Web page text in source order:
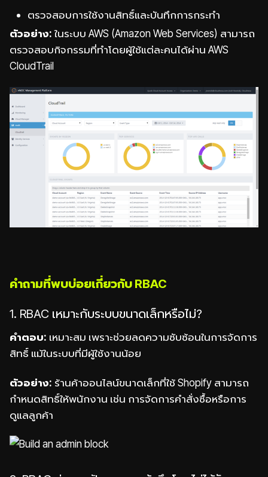
ตรวจสอบการใช้งานสิทธิ์และบันทึกการกระทำ
ตัวอย่าง:ในระบบ AWS (Amazon Web Services) สามารถ
ตรวจสอบกิจกรรมที่ทำโดยผู้ใช้แต่ละคนได้ผ่าน AWS
CloudTrail
คำถามที่พบบ่อยเกี่ยวกับ RBAC
1. RBAC เหมาะกับระบบขนาดเล็กหรือไม่?
คำตอบ: เหมาะสม เพราะช่วยลดความซับซ้อนในการจัดการ
สิทธิ์ แม้ในระบบที่มีผู้ใช้งานน้อย
ตัวอย่าง: ร้านค้าออนไลน์ขนาดเล็กที่ใช้ Shopify สามารถ
กำหนดสิทธิ์ให้พนักงาน เช่น การจัดการคำสั่งซื้อหรือการ
ดูแลลูกค้า